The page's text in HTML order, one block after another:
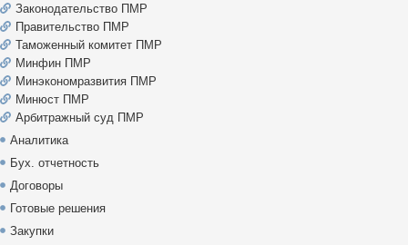
Законодательство ПМР
Правительство ПМР
Таможенный комитет ПМР
Минфин ПМР
Минэкономразвития ПМР
Минюст ПМР
Арбитражный суд ПМР
Аналитика
Бух. отчетность
Договоры
Готовые решения
Закупки